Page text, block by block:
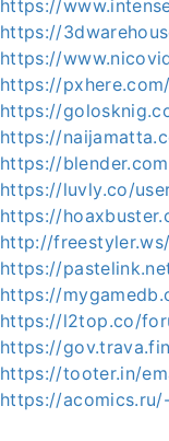
https://
https://
https://
https://
https://
https://
https://
https://luvly.co/
https://
http://
https://
https://
https://l2top.co/
https://
https://tooter.in/
https://